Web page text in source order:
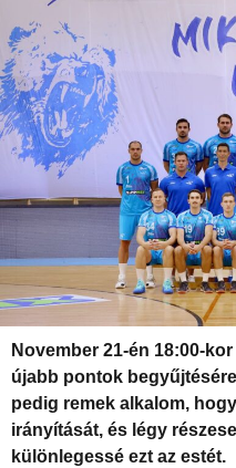
November 21-én 18:00-
újabb pontok
pedig remek alkalom,
irányítását, és légy
különlegessé ezt az estét.